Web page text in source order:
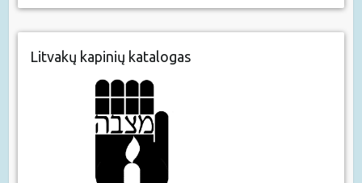
Litvakų kapinių katalogas